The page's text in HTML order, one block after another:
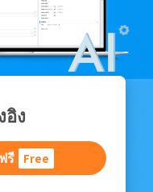
อิง
รี Free